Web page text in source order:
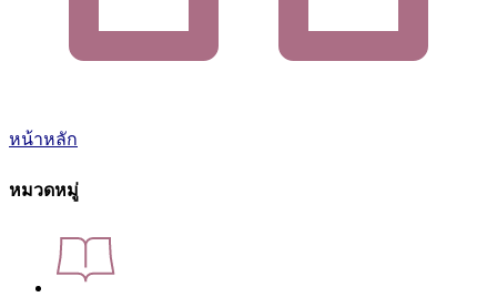
หน้าหลัก
หมวดหมู่